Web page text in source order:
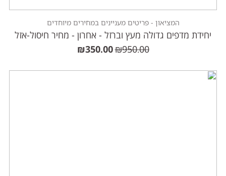
המציאון - פריטים מעניינים במחירים מיוחדים
יחידת מדפים גדולה מעץ וברזל - אחרון - מחיר חיסול-אזל
₪950.00
₪350.00